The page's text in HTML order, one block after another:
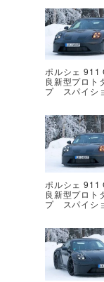
ポルシェ 911
良新型プロト
プ スパイシ
ポルシェ 911
良新型プロト
プ スパイシ